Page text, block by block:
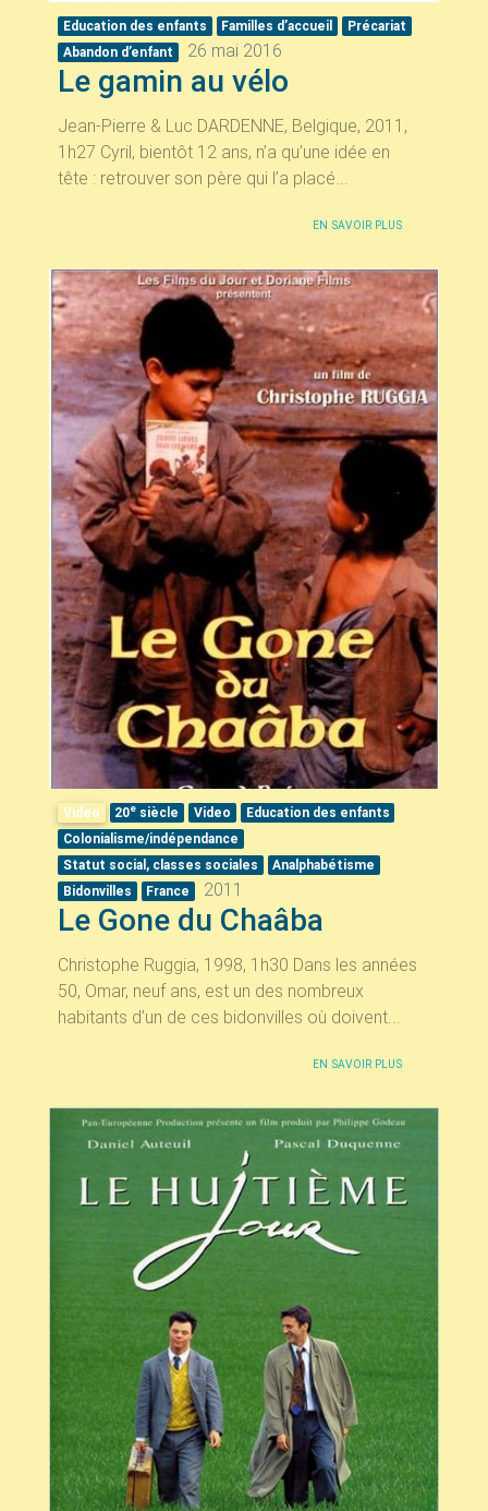
Education des enfants Familles d’accueil
Précariat
Abandon d’enfant
26 mai 2016
Le gamin au vélo
Jean-Pierre & Luc DARDENNE, Belgique, 2011,
1h27 Cyril, bientôt 12 ans, n’a qu’une idée en
tête : retrouver son père qui l’a placé...
EN SAVOIR PLUS
Video 20e siècle Video
Education des enfants
Colonialisme/indépendance
Statut social, classes sociales
Analphabétisme
Bidonvilles
France 2011
Le Gone du Chaâba
Christophe Ruggia, 1998, 1h30 Dans les années
50, Omar, neuf ans, est un des nombreux
habitants d’un de ces bidonvilles où doivent...
EN SAVOIR PLUS